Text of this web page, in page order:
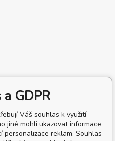
a GDPR
Váš souhlas k využití
jiné mohli ukazovat informace
personalizace reklam. Souhlas